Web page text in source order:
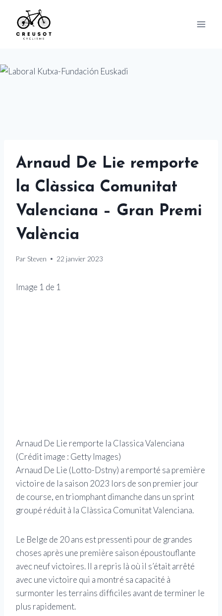
content
Arnaud De Lie remporte
la Clàssica Comunitat
Valenciana – Gran Premi
València
Par Steven 22 janvier 2023
Image 1 de 1
Arnaud De Lie remporte la Classica Valenciana
(Crédit image : Getty Images)
Arnaud De Lie (Lotto-Dstny) a remporté sa première
victoire de la saison 2023 lors de son premier jour
de course, en triomphant dimanche dans un sprint
groupé réduit à la Clàssica Comunitat Valenciana.
Le Belge de 20 ans est pressenti pour de grandes
choses après une première saison époustouflante
avec neuf victoires. Il a repris là où il s’était arrêté
avec une victoire qui a montré sa capacité à
surmonter les terrains difficiles avant de terminer le
plus rapidement.